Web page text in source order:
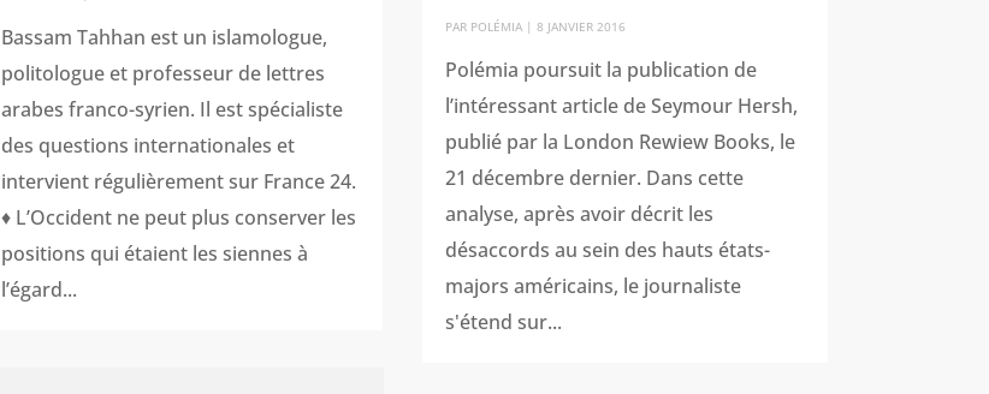
Bassam Tahhan est un islamologue,
politologue et professeur de lettres
arabes franco-syrien. Il est spécialiste
des questions internationales et
intervient régulièrement sur France 24.
♦ L’Occident ne peut plus conserver les
positions qui étaient les siennes à
l’égard...
PAR POLÉMIA| 8 JANVIER 2016
Polémia poursuit la publication de
l’intéressant article de Seymour Hersh,
publié par la London Rewiew Books, le
21 décembre dernier. Dans cette
analyse, après avoir décrit les
désaccords au sein des hauts états-
majors américains, le journaliste
s'étend sur...